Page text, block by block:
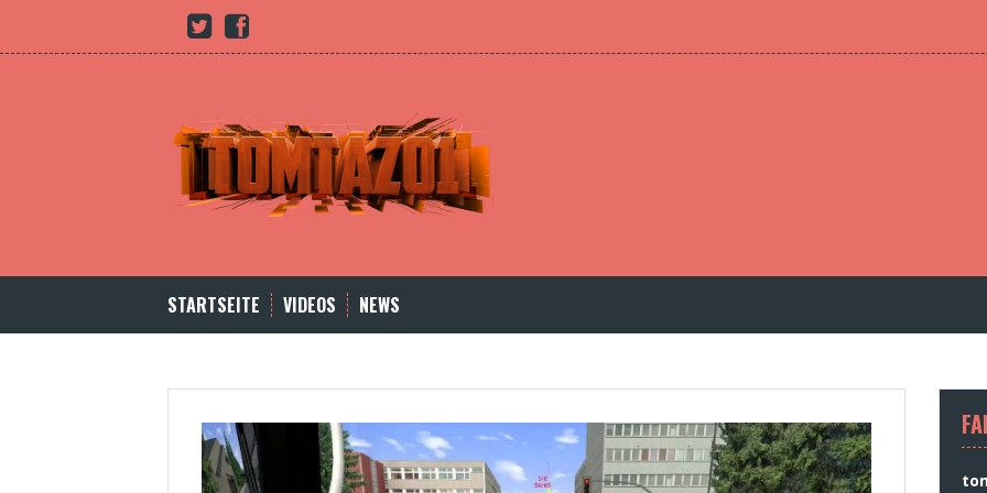
content
Youtube
twitterFacebook
STARTSEITE VIDEOS NEWS